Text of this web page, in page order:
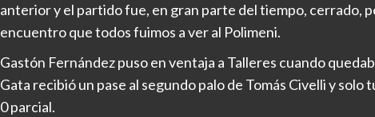
anterior y el partido fue, en gran parte del tiempo, cerrado,
encuentro que todos fuimos a ver al Polimeni.
Gastón Fernández puso en ventaja a Talleres cuando
Gata recibió un pase al segundo palo de Tomás Civelli y solo
0 parcial.